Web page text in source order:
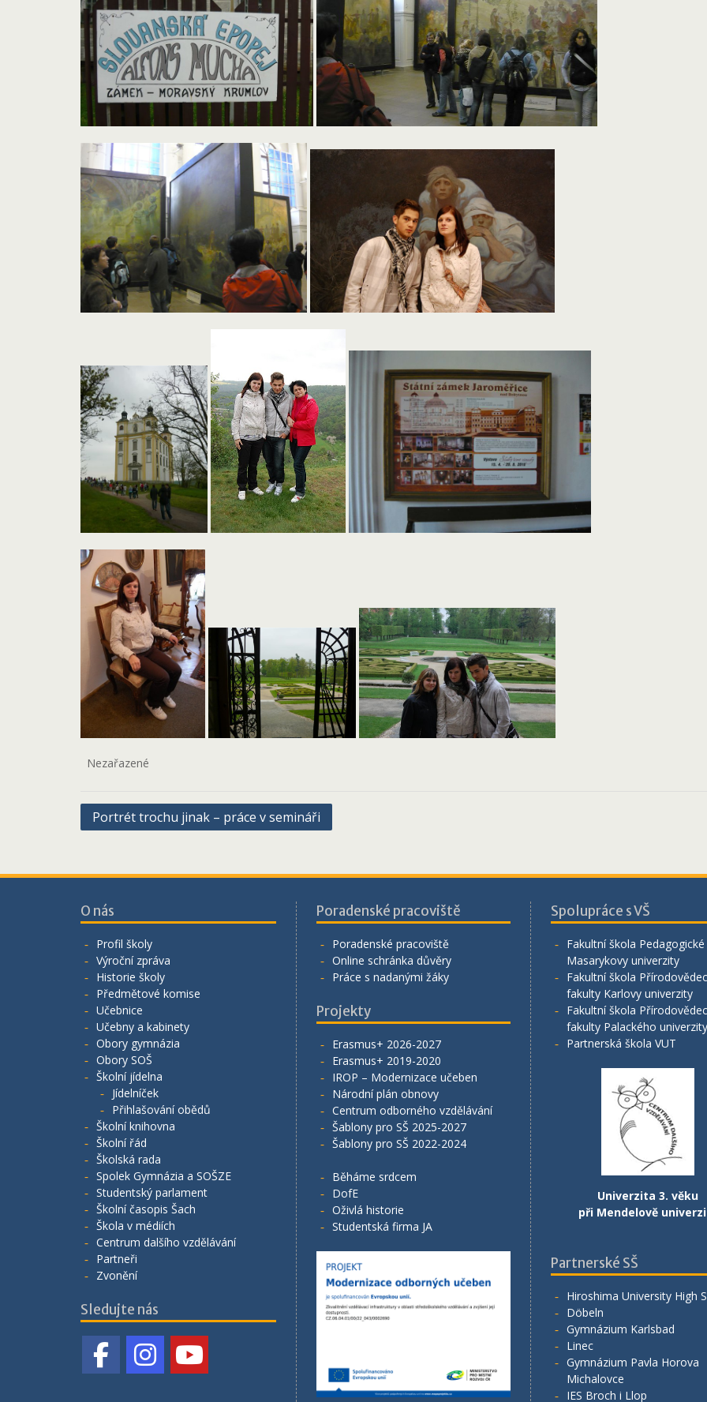
Nezařazené
Navigace
Portrét trochu jinak – práce v semináři
O nás
Profil školy
Výroční zpráva
Historie školy
Předmětové komise
Učebnice
Učebny a kabinety
Obory gymnázia
Obory SOŠ
Školní jídelna
Jídelníček
Přihlašování obědů
Školní knihovna
Školní řád
Školská rada
Spolek Gymnázia a SOŠZE
Studentský parlament
Školní časopis Šach
Škola v médiích
Centrum dalšího vzdělávání
Partneři
Zvonění
Sledujte nás
Poradenské pracoviště
Poradenské pracoviště
Online schránka důvěry
Práce s nadanými žáky
Projekty
Erasmus+ 2026-2027
Erasmus+ 2019-2020
IROP – Modernizace učeben
Národní plán obnovy
Centrum odborného vzdělávání
Šablony pro SŠ 2025-2027
Šablony pro SŠ 2022-2024
Běháme srdcem
DofE
Oživlá historie
Studentská firma JA
Spolupráce s VŠ
Fakultní škola
Masarykovy univerzity
Fakultní škola
fakulty Karlovy univerzity
Fakultní škola
fakulty Palackého univerzity
Partnerská škola VUT
Univerzita 3. věku
při Mendelově
Partnerské SŠ
Hiroshima University High
Döbeln
Gymnázium Karlsbad
Linec
Gymnázium Pavla Horova
Michalovce
IES Broch i Llop